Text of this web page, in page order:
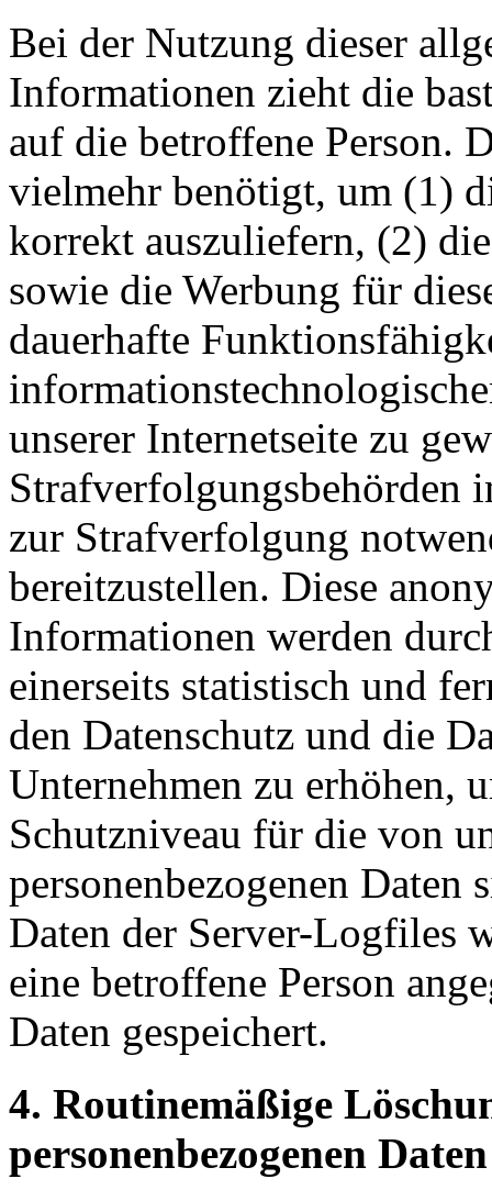
Bei der Nutzung dieser
Informationen zieht die
auf die betroffene Person.
vielmehr benötigt, um (1)
korrekt auszuliefern, (2)
sowie die Werbung für
dauerhafte
unserer Internetseite zu
Strafverfolgungsbehörden
zur Strafverfolgung
bereitzustellen. Diese
Informationen werden
einerseits statistisch und
den Datenschutz und die
Unternehmen zu erhöhen,
Schutzniveau für die von
personenbezogenen Daten
Daten der Server-Logfiles
eine betroffene Person
Daten gespeichert.
4. Routinemäßige
personenbezogenen Daten